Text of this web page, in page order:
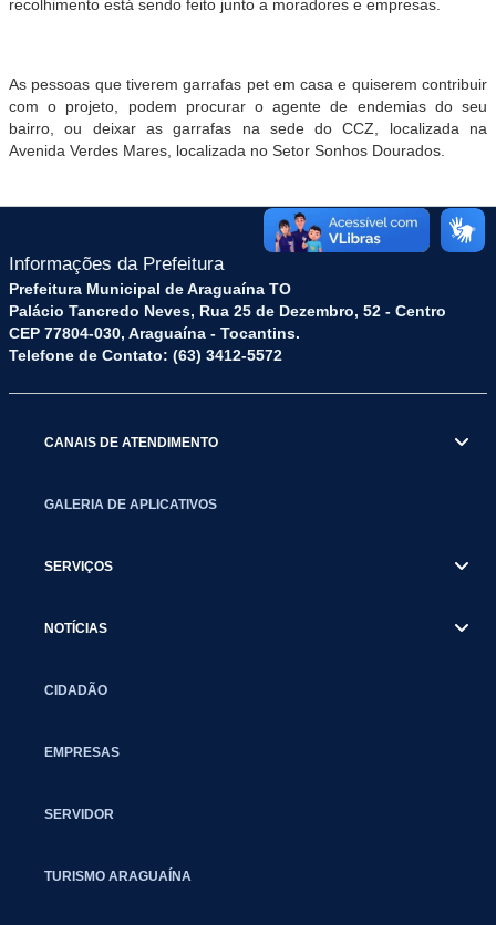
recolhimento está sendo feito junto a moradores e empresas.
As pessoas que tiverem garrafas pet em casa e quiserem contribuir
com o projeto, podem procurar o agente de endemias do seu
bairro, ou deixar as garrafas na sede do CCZ, localizada na
Avenida Verdes Mares, localizada no Setor Sonhos Dourados.
Informações da Prefeitura
Prefeitura Municipal de Araguaína TO
Palácio Tancredo Neves, Rua 25 de Dezembro, 52 - Centro
CEP 77804-030, Araguaína - Tocantins.
Telefone de Contato: (63) 3412-5572
CANAIS DE ATENDIMENTO
GALERIA DE APLICATIVOS
SERVIÇOS
NOTÍCIAS
CIDADÃO
EMPRESAS
SERVIDOR
TURISMO ARAGUAÍNA